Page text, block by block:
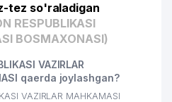
SOSIAL
JAMIYATI
337 м
PADAGOGIKA
347 м
tez so'raladigan
RESPUBLIKASI
BOSMAXONASI)
VAZIRLAR
qaerda joylashgan?
VAZIRLAR MAHKAMASI